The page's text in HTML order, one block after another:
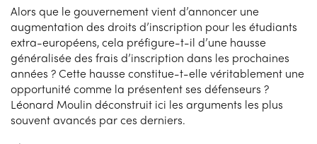
Alors que le gouvernement vient d’annoncer une
augmentation des droits d’inscription pour les étudiants
extra-européens, cela préfigure-t-il d’une hausse
généralisée des frais d’inscription dans les prochaines
années ? Cette hausse constitue-t-elle véritablement une
opportunité comme la présentent ses défenseurs ?
Léonard Moulin déconstruit ici les arguments les plus
souvent avancés par ces derniers.